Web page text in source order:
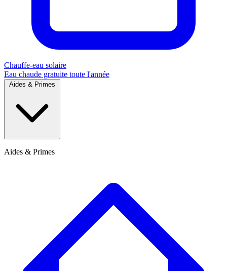
Chauffe-eau solaire
Eau chaude gratuite toute l'année
Aides & Primes